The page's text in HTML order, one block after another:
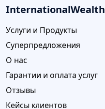
InternationalWealth
Услуги и Продукты
Суперпредложения
О нас
Гарантии и оплата услуг
Отзывы
Кейсы клиентов